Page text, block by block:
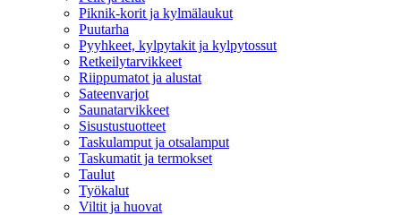
Piknik-korit ja kylmälaukut
Puutarha
Pyyhkeet, kylpytakit ja kylpytossut
Retkeilytarvikkeet
Riippumatot ja alustat
Sateenvarjot
Saunatarvikkeet
Sisustustuotteet
Taskulamput ja otsalamput
Taskumatit ja termokset
Taulut
Työkalut
Viltit ja huovat